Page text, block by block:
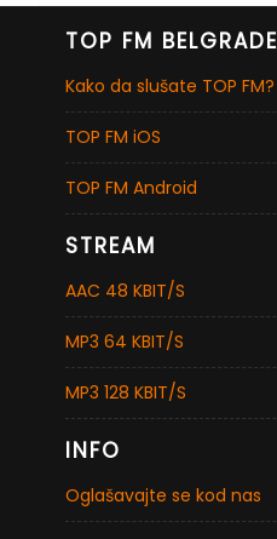
TOP FM BELGRADE
Kako da slušate TOP FM?
TOP FM iOS
TOP FM Android
STREAM
AAC 48 KBIT/S
MP3 64 KBIT/S
MP3 128 KBIT/S
INFO
Oglašavajte se kod nas